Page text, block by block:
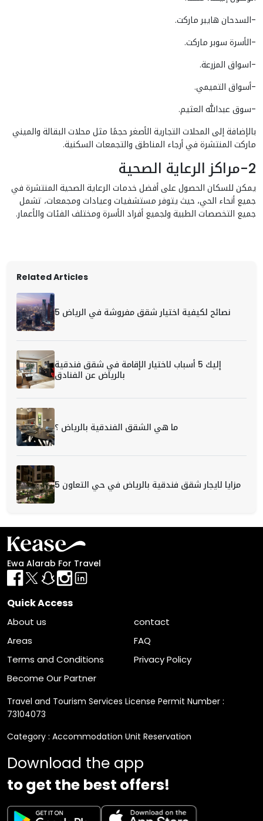
-السدحان هايبر ماركت.
-الأسرة سوبر ماركت.
-اسواق المزرعة.
-أسواق التميمي.
-سوق عبدالله العثيم.
بالإضافة إلى المحلات التجارية الأصغر حجمًا مثل محلات البقالة والميني
ماركت المنتشرة في أرجاء المناطق والتجمعات السكنية.
2-مراكز الرعاية الصحية
يمكن للسكان الحصول على أفضل خدمات الرعاية الصحية المنتشرة في
جميع أنحاء الحي، حيث يتوفر مستشفيات وعيادات ومجمعات، تشمل
جميع التخصصات الطبية ولجميع أفراد الأسرة ومختلف الفئات والأعمار.
Related Articles
5 نصائح لكيفية اختيار شقق مفروشة في الرياض
إليك 5 أسباب لاختيار الإقامة في شقق فندقية
بالرياض عن الفنادق
ما هي الشقق الفندقية بالرياض ؟
5 مزايا لايجار شقق فندقية بالرياض في حي التعاون
Ewa Alarab For Travel
Quick Access
About us
contact
Areas
FAQ
Terms and Conditions
Privacy Policy
Become Our Partner
Travel and Tourism Services License Permit Number :
73104073
Category : Accommodation Unit Reservation
Download the app
to get the best offers!